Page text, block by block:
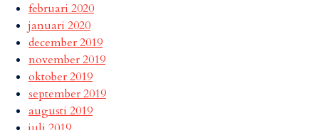
februari 2020
januari 2020
december 2019
november 2019
oktober 2019
september 2019
augusti 2019